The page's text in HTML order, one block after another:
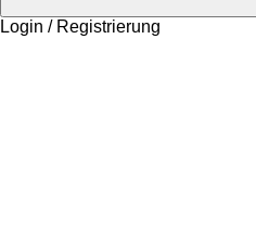
Login / Registrierung